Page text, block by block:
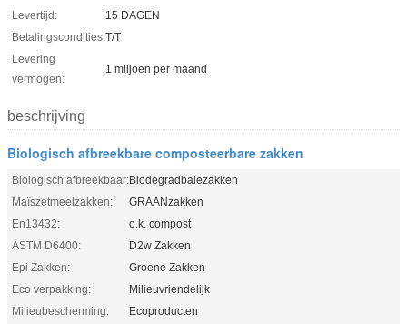
Levertijd:
15 DAGEN
Betalingscondities:T/T
Levering
vermogen:
1 miljoen per maand
beschrijving
Biologisch afbreekbare composteerbare zakken
Biologisch afbreekbaar:Biodegradbalezakken
Maïszetmeelzakken:
GRAANzakken
En13432:
o.k. compost
ASTM D6400:
D2w Zakken
Epi Zakken:
Groene Zakken
Eco verpakking:
Milieuvriendelijk
Milieubescherming:
Ecoproducten